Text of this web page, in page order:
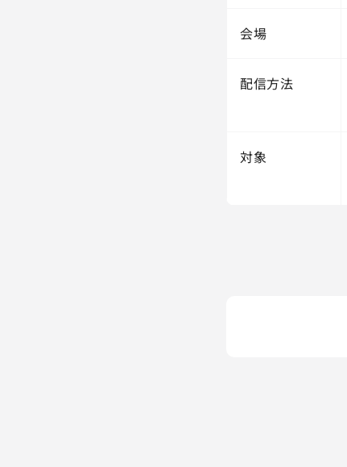
会場
配信方法
対象